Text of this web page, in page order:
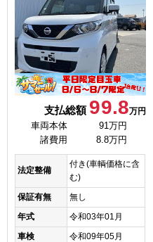
支払総額 99.8万円
車両本体
91万円
諸費用
8.8万円
法定整備
付き(車輌価格に含
む)
保証有無
無し
年式
令和03年01月
車検
令和09年05月